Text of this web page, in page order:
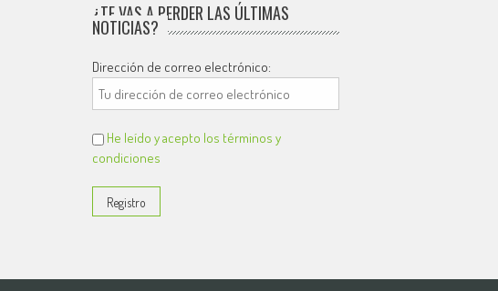
¿TE VAS A PERDER LAS ÚLTIMAS
NOTICIAS?
Dirección de correo electrónico:
He leído y acepto los términos y
condiciones